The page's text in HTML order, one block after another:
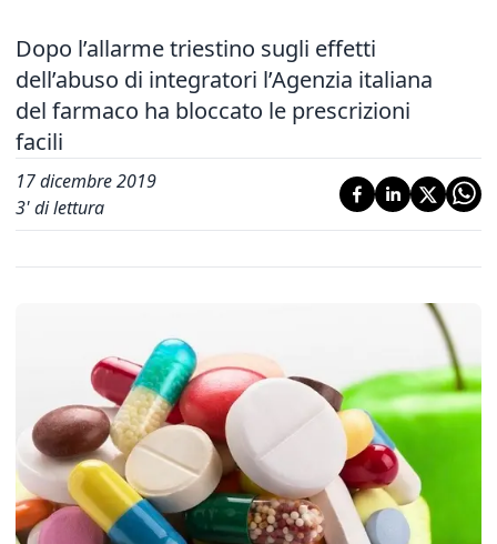
Dopo l’allarme triestino sugli effetti
dell’abuso di integratori l’Agenzia italiana
del farmaco ha bloccato le prescrizioni
facili
17 dicembre 2019
3' di lettura